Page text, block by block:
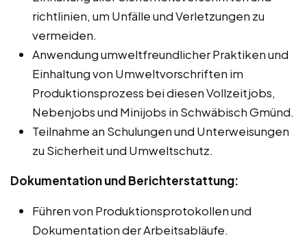
richtlinien, um Unfälle und Verletzungen zu
vermeiden.
Anwendung umweltfreundlicher Praktiken und
Einhaltung von Umweltvorschriften im
Produktionsprozess bei diesen Vollzeitjobs,
Nebenjobs und Minijobs in Schwäbisch Gmünd.
Teilnahme an Schulungen und Unterweisungen
zu Sicherheit und Umweltschutz.
Dokumentation und Berichterstattung:
Führen von Produktionsprotokollen und
Dokumentation der Arbeitsabläufe.